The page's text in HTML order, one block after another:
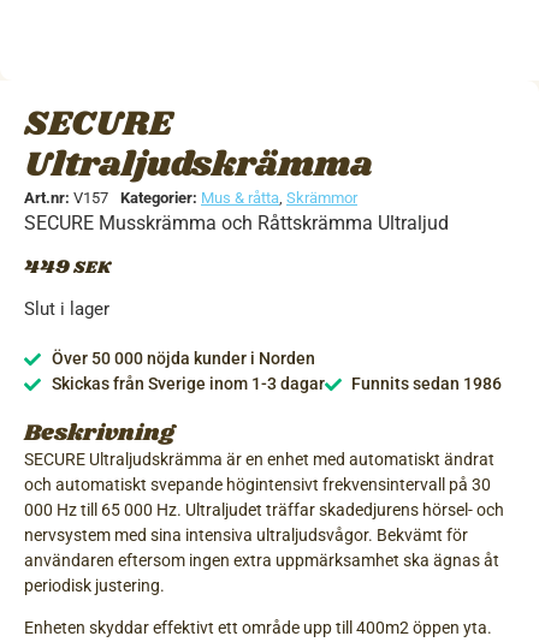
SECURE
Ultraljudskrämma
Art.nr: V157 Kategorier: Mus & råtta, Skrämmor
SECURE Musskrämma och Råttskrämma Ultraljud
449SEK
Slut i lager
Över 50 000 nöjda kunder i Norden
Skickas från Sverige inom 1-3 dagar
Funnits sedan 1986
Beskrivning
SECURE Ultraljudskrämma är en enhet med automatiskt ändrat
och automatiskt svepande högintensivt frekvensintervall på 30
000 Hz till 65 000 Hz. Ultraljudet träffar skadedjurens hörsel- och
nervsystem med sina intensiva ultraljudsvågor. Bekvämt för
användaren eftersom ingen extra uppmärksamhet ska ägnas åt
periodisk justering.
Enheten skyddar effektivt ett område upp till 400m2 öppen yta.